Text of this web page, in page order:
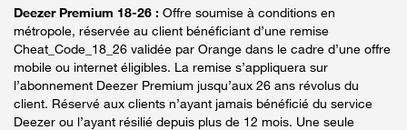
Deezer Premium 18-26 : Offre soumise à conditions en
métropole, réservée au client bénéficiant d’une remise
Cheat_Code_18_26 validée par Orange dans le cadre d’une offre
mobile ou internet éligibles. La remise s’appliquera sur
l’abonnement Deezer Premium jusqu’aux 26 ans révolus du
client. Réservé aux clients n’ayant jamais bénéficié du service
Deezer ou l’ayant résilié depuis plus de 12 mois. Une seule